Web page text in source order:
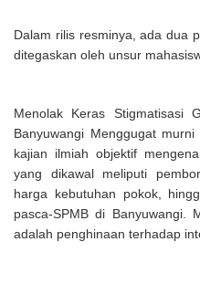
Dalam rilis resminya, ada dua
ditegaskan oleh unsur
Menolak Keras Stigmatisasi
Banyuwangi Menggugat
kajian ilmiah objektif
yang dikawal meliputi
harga kebutuhan pokok,
pasca-SPMB di Banyuwangi.
adalah penghinaan terhadap